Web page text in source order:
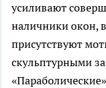
усиливают
наличники окон,
присутствуют
скульптурными